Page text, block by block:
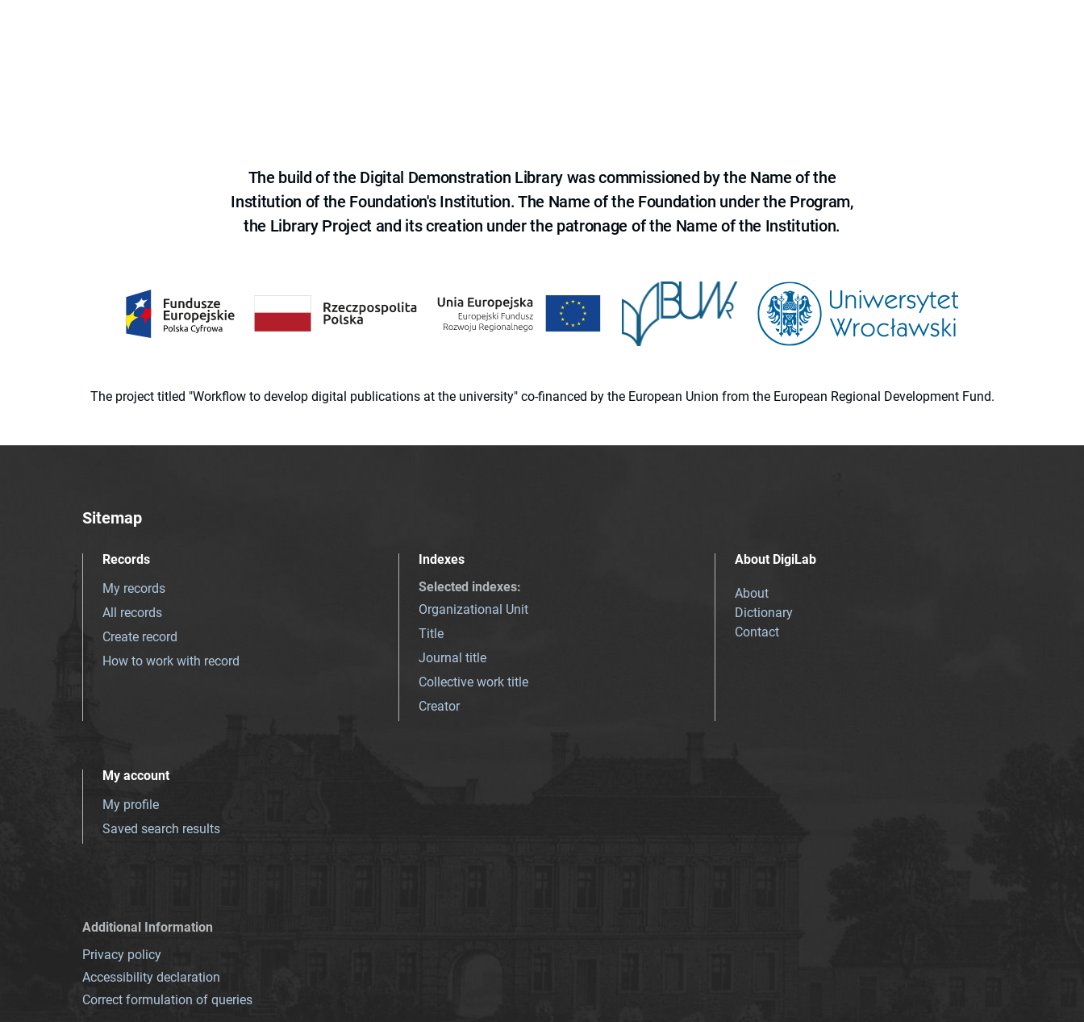
The build of the Digital Demonstration Library was commissioned by the Name of the
Institution of the Foundation's Institution. The Name of the Foundation under the Program,
the Library Project and its creation under the patronage of the Name of the Institution.
The project titled "Workflow to develop digital publications at the university" co-financed by the European Union from the European Regional Development Fund.
Sitemap
Records
My records
All records
Create record
How to work with record
Indexes
Selected indexes:
Organizational Unit
Title
Journal title
Collective work title
Creator
About DigiLab
About
Dictionary
Contact
My account
My profile
Saved search results
Additional Information
Privacy policy
Accessibility declaration
Correct formulation of queries